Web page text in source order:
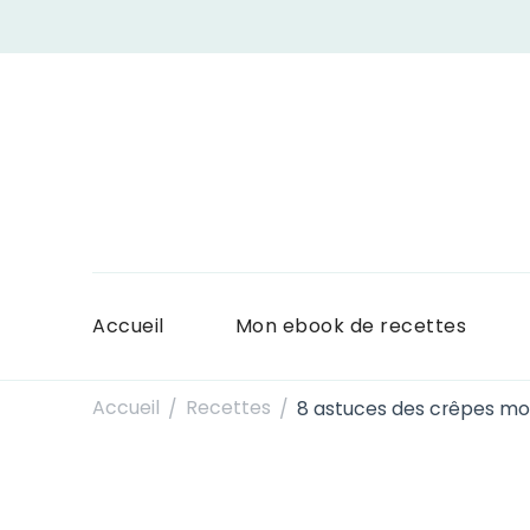
Accueil Mon ebook de recettes
Accueil / Recettes / 8 astuces des crêpes